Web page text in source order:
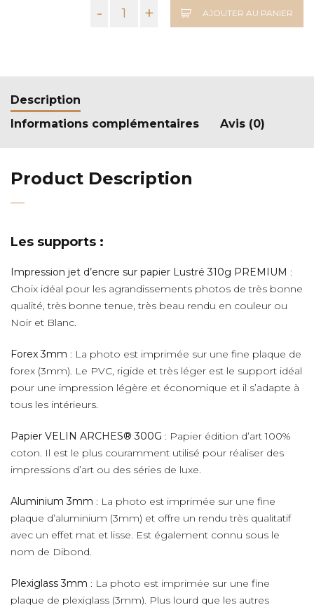
- + AJOUTER AU PANIER
Description
Informations complémentaires
Avis (0)
Product Description
Les supports :
Impression jet d’encre sur papier Lustré 310g PREMIUM :
Choix idéal pour les agrandissements photos de très bonne
qualité, très bonne tenue, très beau rendu en couleur ou
Noir et Blanc.
Forex 3mm : La photo est imprimée sur une fine plaque de
forex (3mm). Le PVC, rigide et très léger est le support idéal
pour une impression légère et économique et il s’adapte à
tous les intérieurs.
Papier VELIN ARCHES® 300G : Papier édition d’art 100%
coton. Il est le plus couramment utilisé pour réaliser des
impressions d’art ou des séries de luxe.
Aluminium 3mm : La photo est imprimée sur une fine
plaque d’aluminium (3mm) et offre un rendu très qualitatif
avec un effet mat et lisse. Est également connu sous le
nom de Dibond.
Plexiglass 3mm : La photo est imprimée sur une fine
plaque de plexiglass (3mm). Plus lourd que les autres